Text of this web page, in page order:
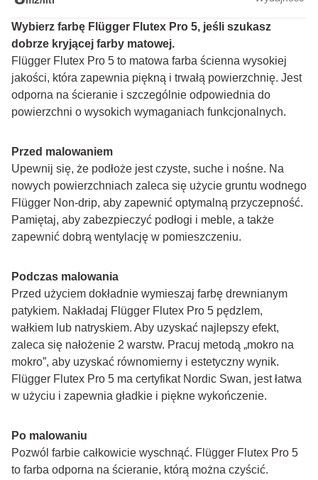
Wybierz farbę Flügger Flutex Pro 5, jeśli szukasz
dobrze kryjącej farby matowej.
Flügger Flutex Pro 5 to matowa farba ścienna wysokiej
jakości, która zapewnia piękną i trwałą powierzchnię. Jest
odporna na ścieranie i szczególnie odpowiednia do
powierzchni o wysokich wymaganiach funkcjonalnych.
Przed malowaniem
Upewnij się, że podłoże jest czyste, suche i nośne. Na
nowych powierzchniach zaleca się użycie gruntu wodnego
Flügger Non-drip, aby zapewnić optymalną przyczepność.
Pamiętaj, aby zabezpieczyć podłogi i meble, a także
zapewnić dobrą wentylację w pomieszczeniu.
Podczas malowania
Przed użyciem dokładnie wymieszaj farbę drewnianym
patykiem. Nakładaj Flügger Flutex Pro 5 pędzlem,
wałkiem lub natryskiem. Aby uzyskać najlepszy efekt,
zaleca się nałożenie 2 warstw. Pracuj metodą „mokro na
mokro”, aby uzyskać równomierny i estetyczny wynik.
Flügger Flutex Pro 5 ma certyfikat Nordic Swan, jest łatwa
w użyciu i zapewnia gładkie i piękne wykończenie.
Po malowaniu
Pozwól farbie całkowicie wyschnąć. Flügger Flutex Pro 5
to farba odporna na ścieranie, którą można czyścić.